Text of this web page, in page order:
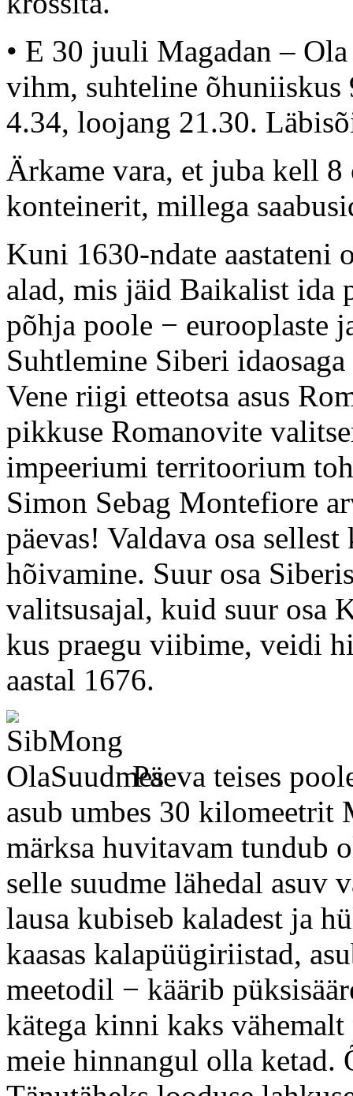
• E 30 juuli Magadan –
vihm, suhteline õhuniiskus
4.34, loojang 21.30.
Ärkame vara, et juba kell 8
konteinerit, millega
Kuni 1630-ndate aastateni
alad, mis jäid Baikalist ida
põhja poole − eurooplaste
Suhtlemine Siberi
Vene riigi etteotsa asus
pikkuse Romanovite
impeeriumi territoorium
Simon Sebag Montefiore
päevas! Valdava osa
hõivamine. Suur osa
valitsusajal, kuid suur osa
kus praegu viibime, veidi
aastal 1676.
Päeva teises
asub umbes 30 kilomeetrit
märksa huvitavam tundub
selle suudme lähedal asuv
lausa kubiseb kaladest ja
kaasas kalapüügiriistad,
meetodil − käärib
kätega kinni kaks
meie hinnangul olla ketad.